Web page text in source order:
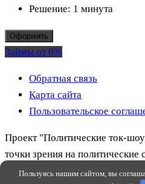
Решение: 1 минута
Оформить
Займы от 0%
Обратная связь
Карта сайта
Пользовательское
Проект "Политические ток-
точки зрения на
сайта может быть не согласна
Пользуясь нашим сайтом, вы